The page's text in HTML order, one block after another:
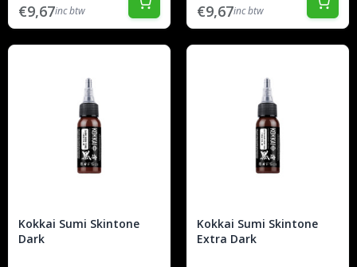
€9,67inc btw €9,67inc btw
Kokkai Sumi Skintone
Dark
Kokkai Sumi Skintone
Extra Dark